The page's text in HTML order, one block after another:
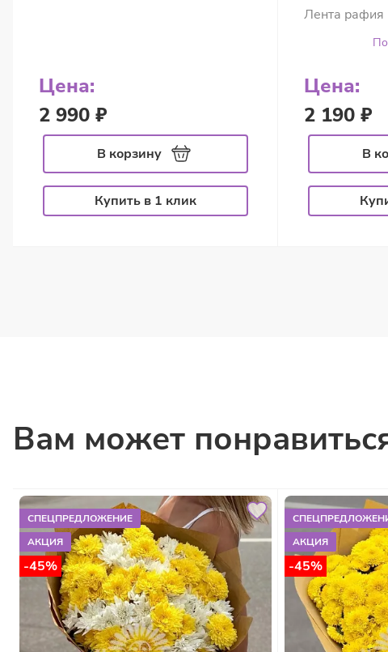
Цена:
2 990 ₽
В корзину
Купить в 1 клик
Лента рафия
Цена:
2 190 ₽
В
Вам может
-45%
СПЕЦПРЕДЛОЖЕНИЕ
АКЦИЯ
-45%
АКЦИЯ